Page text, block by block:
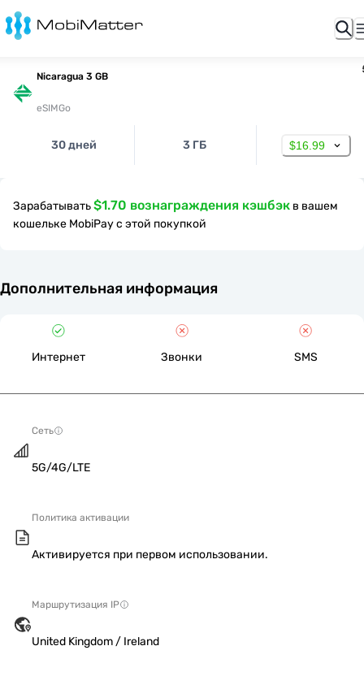
Nicaragua 3 GB
eSIMGo
30 дней 3 ГБ $16.99
Зарабатывать$1.70 вознаграждения кэшбэк в вашем
кошельке MobiPay с этой покупкой
Дополнительная информация
Интернет Звонки SMS
Сеть
5G/4G/LTE
Политика активации
Активируется при первом использовании.
Маршрутизация IP
United Kingdom / Ireland